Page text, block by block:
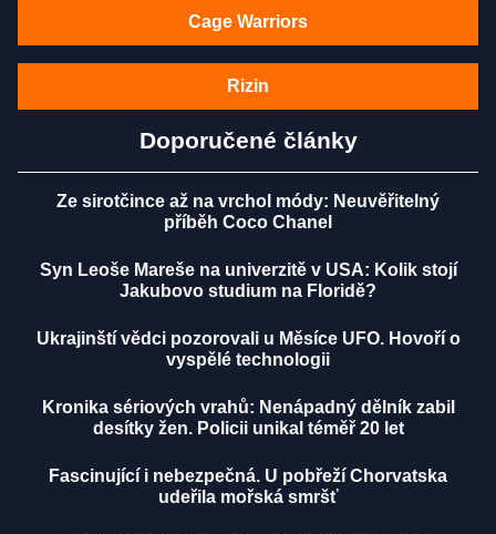
Cage Warriors
Rizin
Doporučené články
Ze sirotčince až na vrchol módy: Neuvěřitelný
příběh Coco Chanel
Syn Leoše Mareše na univerzitě v USA: Kolik stojí
Jakubovo studium na Floridě?
Ukrajinští vědci pozorovali u Měsíce UFO. Hovoří o
vyspělé technologii
Kronika sériových vrahů: Nenápadný dělník zabil
desítky žen. Policii unikal téměř 20 let
Fascinující i nebezpečná. U pobřeží Chorvatska
udeřila mořská smršť